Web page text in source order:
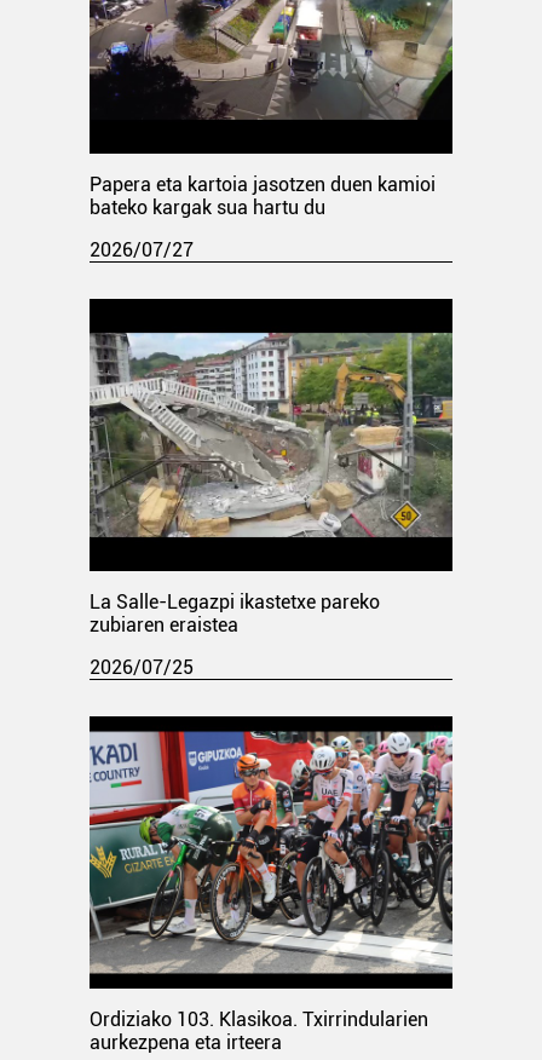
Papera eta kartoia jasotzen duen kamioi
bateko kargak sua hartu du
2026/07/27
La Salle-Legazpi ikastetxe pareko
zubiaren eraistea
2026/07/25
Ordiziako 103. Klasikoa. Txirrindularien
aurkezpena eta irteera